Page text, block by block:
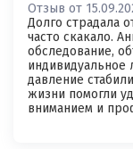
Отзыв от
Долго страдала
часто скакало.
обследование,
индивидуальное
давление
жизни помогли
вниманием и